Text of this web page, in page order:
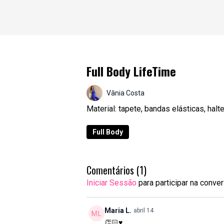
Full Body LifeTime
Vânia Costa
Material: tapete, bandas elásticas,
Full Body
Comentários (1)
Iniciar Sessão para participar na
Maria L. abril 14